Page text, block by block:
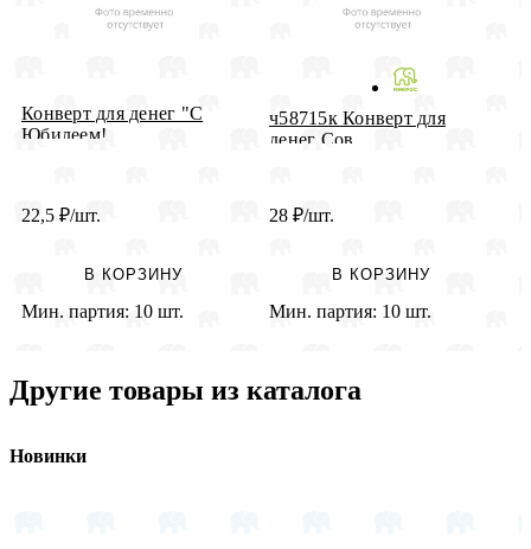
Конверт для денег "С
Юбилеем!...
22,5 ₽/шт.
В КОРЗИНУ
Мин. партия: 10 шт.
ч58715к Конверт для
денег Сов...
28 ₽/шт.
В КОРЗИНУ
Мин. партия: 10 шт.
Другие товары из каталога
Новинки